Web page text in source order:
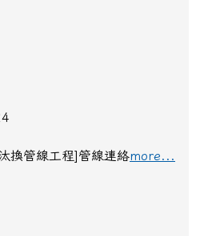
換管線工程]管線連絡more...